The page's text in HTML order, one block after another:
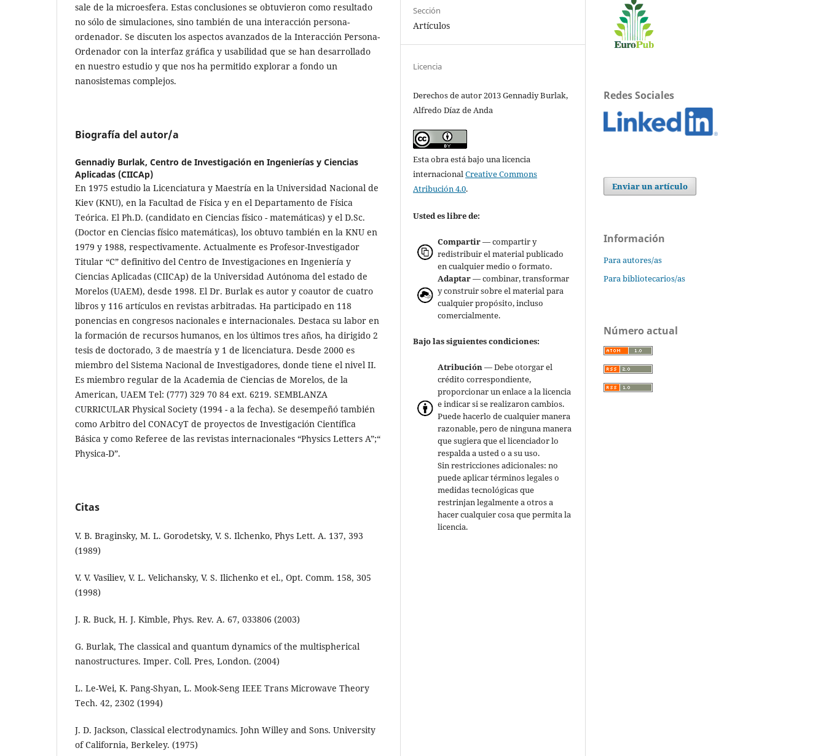
sale de la microesfera. Estas conclusiones se obtuvieron como resultado
no sólo de simulaciones, sino también de una interacción persona-
ordenador. Se discuten los aspectos avanzados de la Interacción Persona-
Ordenador con la interfaz gráfica y usabilidad que se han desarrollado
en nuestro estudio y que nos ha permitido explorar a fondo un
nanosistemas complejos.
Biografía del autor/a
Gennadiy Burlak, Centro de Investigación en Ingenierías y Ciencias
Aplicadas (CIICAp)
En 1975 estudio la Licenciatura y Maestría en la Universidad Nacional de
Kiev (KNU), en la Facultad de Física y en el Departamento de Física
Teórica. El Ph.D. (candidato en Ciencias físico - matemáticas) y el D.Sc.
(Doctor en Ciencias físico matemáticas), los obtuvo también en la KNU en
1979 y 1988, respectivamente. Actualmente es Profesor-Investigador
Titular “C” definitivo del Centro de Investigaciones en Ingeniería y
Ciencias Aplicadas (CIICAp) de la Universidad Autónoma del estado de
Morelos (UAEM), desde 1998. El Dr. Burlak es autor y coautor de cuatro
libros y 116 artículos en revistas arbitradas. Ha participado en 118
ponencias en congresos nacionales e internacionales. Destaca su labor en
la formación de recursos humanos, en los últimos tres años, ha dirigido 2
tesis de doctorado, 3 de maestría y 1 de licenciatura. Desde 2000 es
miembro del Sistema Nacional de Investigadores, donde tiene el nivel II.
Es miembro regular de la Academia de Ciencias de Morelos, de la
American, UAEM Tel: (777) 329 70 84 ext. 6219. SEMBLANZA
CURRICULAR Physical Society (1994 - a la fecha). Se desempeñó también
como Arbitro del CONACyT de proyectos de Investigación Científica
Básica y como Referee de las revistas internacionales “Physics Letters A”;“
Physica-D”.
Citas
V. B. Braginsky, M. L. Gorodetsky, V. S. Ilchenko, Phys Lett. A. 137, 393
(1989)
V. V. Vasiliev, V. L. Velichansky, V. S. Ilichenko et el., Opt. Comm. 158, 305
(1998)
J. R. Buck, H. J. Kimble, Phys. Rev. A. 67, 033806 (2003)
G. Burlak, The classical and quantum dynamics of the multispherical
nanostructures. Imper. Coll. Pres, London. (2004)
L. Le-Wei, K. Pang-Shyan, L. Mook-Seng IEEE Trans Microwave Theory
Tech. 42, 2302 (1994)
J. D. Jackson, Classical electrodynamics. John Willey and Sons. University
of California, Berkeley. (1975)
Sección
Artículos
Licencia
Derechos de autor 2013 Gennadiy Burlak,
Alfredo Díaz de Anda
Esta obra está bajo una licencia
internacionalCreative Commons
Atribución 4.0.
Usted es libre de:
Compartir— compartir y
redistribuir el material publicado
en cualquier medio o formato.
Adaptar— combinar, transformar
y construir sobre el material para
cualquier propósito, incluso
comercialmente.
Bajo las siguientes condiciones:
Atribución— Debe otorgar el
crédito correspondiente,
proporcionar un enlace a la licencia
e indicar si se realizaron cambios.
Puede hacerlo de cualquier manera
razonable, pero de ninguna manera
que sugiera que el licenciador lo
respalda a usted o a su uso.
Sin restricciones adicionales: no
puede aplicar términos legales o
medidas tecnológicas que
restrinjan legalmente a otros a
hacer cualquier cosa que permita la
licencia.
Redes Sociales
Enviar un artículo
Información
Para autores/as
Para bibliotecarios/as
Número actual